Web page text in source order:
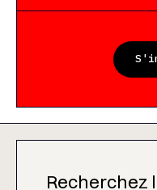
Recherchez